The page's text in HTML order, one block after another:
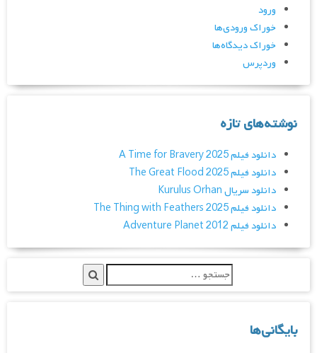
ورود
خوراک ورودی‌ها
خوراک دیدگاه‌ها
وردپرس
نوشته‌های تازه
دانلود فیلم A Time for Bravery 2025
دانلود فیلم The Great Flood 2025
دانلود سریال Kurulus Orhan
دانلود فیلم The Thing with Feathers 2025
دانلود فیلم Adventure Planet 2012
بایگانی‌ها